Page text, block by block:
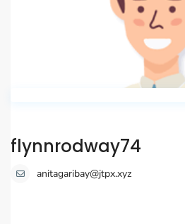
flynnrodway74
anitagaribay@jtpx.xyz